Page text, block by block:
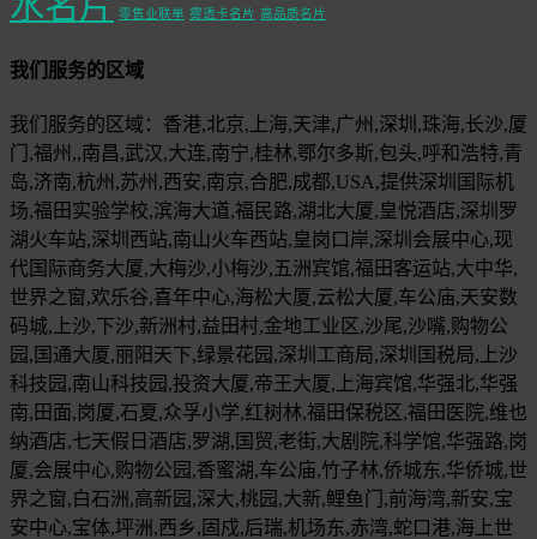
零售业联单 雾透卡名片 高品质名片
我们服务的区域
我们服务的区域：香港,北京,上海,天津,广州,深圳,珠海,长沙,厦
门,福州,,南昌,武汉,大连,南宁,桂林,鄂尔多斯,包头,呼和浩特,青
岛,济南,杭州,苏州,西安,南京,合肥,成都,USA,提供深圳国际机
场,福田实验学校,滨海大道,福民路,湖北大厦,皇悦酒店,深圳罗
湖火车站,深圳西站,南山火车西站,皇岗口岸,深圳会展中心,现
代国际商务大厦,大梅沙,小梅沙,五洲宾馆,福田客运站,大中华,
世界之窗,欢乐谷,喜年中心,海松大厦,云松大厦,车公庙,天安数
码城,上沙,下沙,新洲村,益田村,金地工业区,沙尾,沙嘴,购物公
园,国通大厦,丽阳天下,绿景花园,深圳工商局,深圳国税局,上沙
科技园,南山科技园,投资大厦,帝王大厦,上海宾馆,华强北,华强
南,田面,岗厦,石夏,众孚小学,红树林,福田保税区,福田医院,维也
纳酒店,七天假日酒店,罗湖,国贸,老街,大剧院,科学馆,华强路,岗
厦,会展中心,购物公园,香蜜湖,车公庙,竹子林,侨城东,华侨城,世
界之窗,白石洲,高新园,深大,桃园,大新,鲤鱼门,前海湾,新安,宝
安中心,宝体,坪洲,西乡,固戍,后瑞,机场东,赤湾,蛇口港,海上世